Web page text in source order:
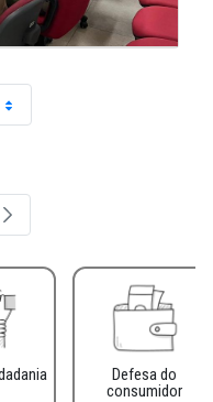
Defesa do
consumidor